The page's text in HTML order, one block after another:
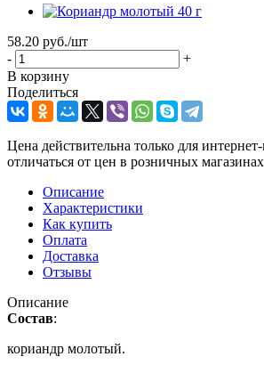
58.20 руб./шт
-
+
В корзину
Поделиться
Цена действительна только для
отличаться от цен в розничных магазинах
Описание
Характеристики
Как купить
Оплата
Доставка
Отзывы
Описание
Состав:
кориандр молотый.